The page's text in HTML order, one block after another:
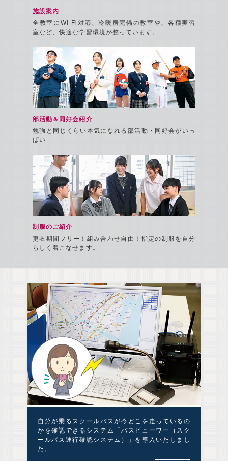
施設案内
全教室にWi-Fi対応、冷暖房完備の教室や、各種実習
室など、快適な学習環境が整っています。
部活動＆同好会紹介
勉強と同じくらい本気になれる部活動・同好会がいっ
ぱい
制服のご紹介
更衣期間フリー！組み合わせ自由！指定の制服を自分
らしく着こなせます。
自分が乗るスクールバスが今どこを走っているの
かを確認できるシステム「バスビューワー（スク
ールバス運行確認システム）」を導入いたしまし
た。